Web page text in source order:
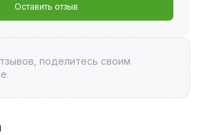
Оставить отзыв
поделитесь своим